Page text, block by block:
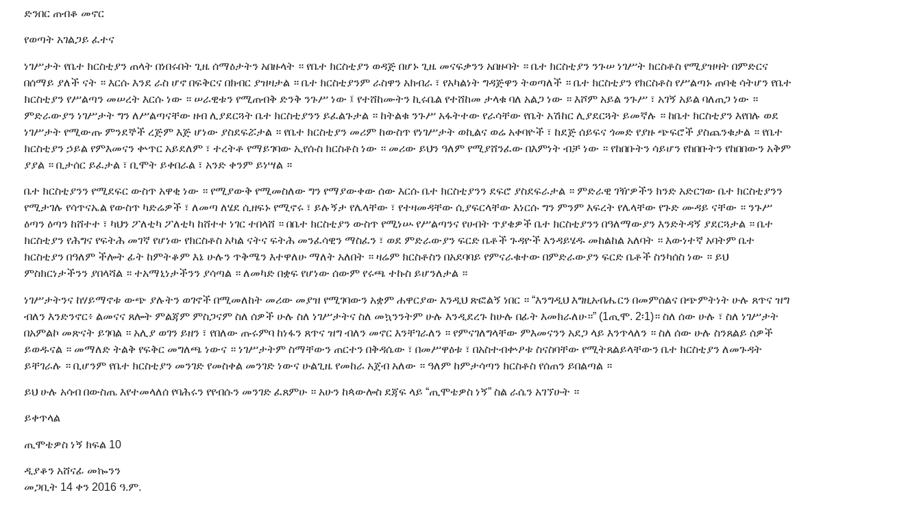
ድንበር ጠብቆ መኖር
የወጣት አገልጋይ ፈተና
ነገሥታት የቤተ ክርስቲያን ጠላት በነበሩበት ጊዜ ሰማዕታትን አበዙላት ። የቤተ ክርስቲያን ወዳጅ በሆኑ ጊዜ መናፍቃንን አበዙባት ። ቤተ ክርስቲያን ንጉሠ ነገሥት ክርስቶስ የሚያዝዛት በምድርና
በሰማይ ያለች ናት ። እርሱ እንደ ራስ ሆኖ በፍቅርና በክብር ያዝዛታል ። ቤተ ክርስቲያንም ራስዋን አክብራ ፣ የአካልነት ግዳጅዋን ትወጣለች ። ቤተ ክርስቲያን የክርስቶስ የሥልጣኑ ጠባቂ ሳትሆን የቤተ
ክርስቲያን የሥልጣን መሠረት እርሱ ነው ። ሠራዊቱን የሚጠብቅ ድንቅ ንጉሥ ነው ፤ የተሸከሙትን ኪሩቤል የተሸከመ ታላቁ ባለ አልጋ ነው ። እሾም አይል ንጉሥ ፣ አገኝ አይል ባለጠጋ ነው ።
ምድራውያን ነገሥታት ግን ለሥልጣናቸው ዘብ ሊያደርጓት ቤተ ክርስቲያንን ይፈልጉታል ። ከትልቁ ንጉሥ አፋትተው የራሳቸው የቤት አሽከር ሊያደርጓት ይመኛሉ ። ከቤተ ክርስቲያን እየበሉ ወደ
ነገሥታት የሚውጡ ምንደኞች ረጅም እጅ ሆነው ያስደፍሯታል ። የቤተ ክርስቲያን መሪም ከውስጥ የነገሥታት ወኪልና ወሬ አቀባዮች ፣ ከደጅ ሰይፍና ጎመድ የያዙ ጭፍሮች ያስጨንቁታል ። የቤተ
ክርስቲያን ኃይል የምእመናን ቍጥር አይደለም ፣ ተረትቶ የማይገባው ኢየሱስ ክርስቶስ ነው ። መሪው ይህን ዓለም የሚያሸንፈው በእምነት ብቻ ነው ። የከበቡትን ሳይሆን የከበቡትን የከበበውን አቅም
ያያል ። ቢታሰር ይፈታል ፣ ቢሞት ይቀበራል ፣ አንድ ቀንም ይነሣል ።
ቤተ ክርስቲያንን የሚደፍር ውስጥ አዋቂ ነው ። የሚያውቅ የሚመስለው ግን የማያውቀው ሰው እርሱ ቤተ ክርስቲያንን ደፍሮ ያስደፍራታል ። ምድራዊ ገዥዎችን ክንድ አድርገው ቤተ ክርስቲያንን
የሚታገሉ የሳጥናኤል የውስጥ ካድሬዎች ፣ ለመጣ ለሄደ ሲዘፍኑ የሚኖሩ ፣ ይሉኝታ የሌላቸው ፣ የተዛመዳቸው ሲያፍርላቸው እነርሱ ግን ምንም እፍረት የሌላቸው የጉድ ሙዳይ ናቸው ። ንጉሥ
ዕጣን ዕጣን ከሸተተ ፣ ካህን ፖለቲካ ፖለቲካ ከሸተተ ነገር ተበላሸ ። በቤተ ክርስቲያን ውስጥ የሚነሡ የሥልጣንና የሀብት ጥያቄዎች ቤተ ክርስቲያንን በዓለማውያን እንድትዳኝ ያደርጓታል ። ቤተ
ክርስቲያን የሕግና የፍትሕ መገኛ የሆነው የክርስቶስ አካል ናትና ፍትሕ መንፈሳዊን ማስፈን ፣ ወደ ምድራውያን ፍርድ ቤቶች ጉዳዮች እንዳይሄዱ መከልከል አለባት ። እውነተኛ አባትም ቤተ
ክርስቲያን በዓለም ችሎት ፊት ከምትቆም እኔ ሁሉን ጥቅሜን እተዋለሁ ማለት አለበት ። ዛሬም ክርስቶስን በአደባባይ የምናራቁተው በምድራውያን ፍርድ ቤቶች ስንካሰስ ነው ። ይህ
ምስክርነታችንን ያበላሻል ። ተአማኒነታችንን ያሳጣል ። ለመካድ በቋፍ የሆነው ሰውም የሩጫ ተኩስ ይሆንለታል ።
ነገሥታትንና ከሃይማኖቱ ውጭ ያሉትን ወገኖች በሚመለከት መሪው መያዝ የሚገባውን አቋም ሐዋርያው እንዲህ ጽፎልኝ ነበር ። “እንግዲህ እግዚአብሔርን በመምሰልና በጭምትነት ሁሉ ጸጥና ዝግ
ብለን እንድንኖር፥ ልመናና ጸሎት ምልጃም ምስጋናም ስለ ሰዎች ሁሉ ስለ ነገሥታትና ስለ መኳንንትም ሁሉ እንዲደረጉ ከሁሉ በፊት እመክራለሁ።” (1ጢሞ. 2፡1)። ስለ ሰው ሁሉ ፣ ስለ ነገሥታት
በአምልኮ መጽናት ይገባል ። አሊያ ወገን ይዘን ፣ የበለው ጡሩምባ ከነፋን ጸጥና ዝግ ብለን መኖር እንቸገራለን ። የምናገለግላቸው ምእመናንን አደጋ ላይ እንጥላለን ። ስለ ሰው ሁሉ ስንጸልይ ሰዎች
ይወዱናል ። መማለድ ትልቅ የፍቅር መግለጫ ነውና ። ነገሥታትም ስማቸውን ጠርተን በቅዳሴው ፣ በመሥዋዕቱ ፣ በአስተብቍዖቱ ስናስባቸው የሚትጸልይላቸውን ቤተ ክርስቲያን ለመጉዳት
ይቸገራሉ ። ቢሆንም የቤተ ክርስቲያን መንገድ የመስቀል መንገድ ነውና ሁልጊዜ የመከራ አጀብ አለው ። ዓለም ከምታሳጣን ክርስቶስ የሰጠን ይበልጣል ።
ይህ ሁሉ አሳብ በውስጤ እየተመላለሰ የባሕሩን የየብሱን መንገድ ፈጸምሁ ። አሁን ከጳውሎስ ደጃፍ ላይ “ጢሞቴዎስ ነኝ” ስል ራሴን አገኘሁት ።
ይቀጥላል
ጢሞቴዎስ ነኝ ክፍል 10
ዲያቆን አሸናፊ መኰንን
መጋቢት 14 ቀን 2016 ዓ.ም.